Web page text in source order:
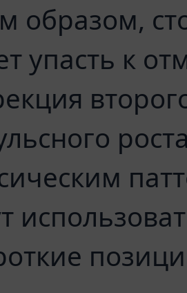
образом,
упасть к